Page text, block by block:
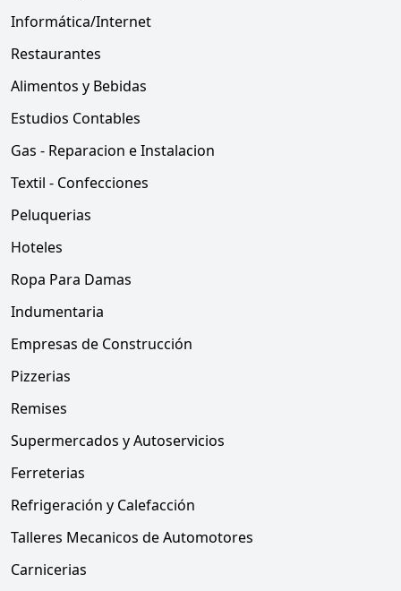
Informática/Internet
Restaurantes
Alimentos y Bebidas
Estudios Contables
Gas - Reparacion e Instalacion
Textil - Confecciones
Peluquerias
Hoteles
Ropa Para Damas
Indumentaria
Empresas de Construcción
Pizzerias
Remises
Supermercados y Autoservicios
Ferreterias
Refrigeración y Calefacción
Talleres Mecanicos de Automotores
Carnicerias